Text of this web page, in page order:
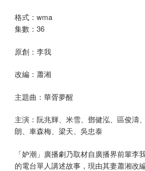
格式：wma
集數：36
原創：李我
改編：蕭湘
主題曲：華胥夢醒
主演：阮兆輝、米雪、鄧健泓、區俊濤
朗、車森梅、梁天、吳忠泰
「妒潮」廣播劇乃取材自廣播界前輩李
的電台單人講述故事，現由其妻蕭湘改